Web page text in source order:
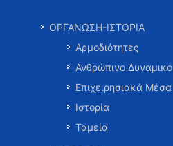
ΟΡΓΑΝΩΣΗ-ΙΣΤΟΡΙΑ
Αρμοδιότητες
Ανθρώπινο Δυναμικό
Επιχειρησιακά Μέσα
Ιστορία
Ταμεία